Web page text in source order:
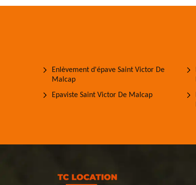
Enlèvement d'épave Saint Victor De
Malcap
Epaviste Saint Victor De Malcap